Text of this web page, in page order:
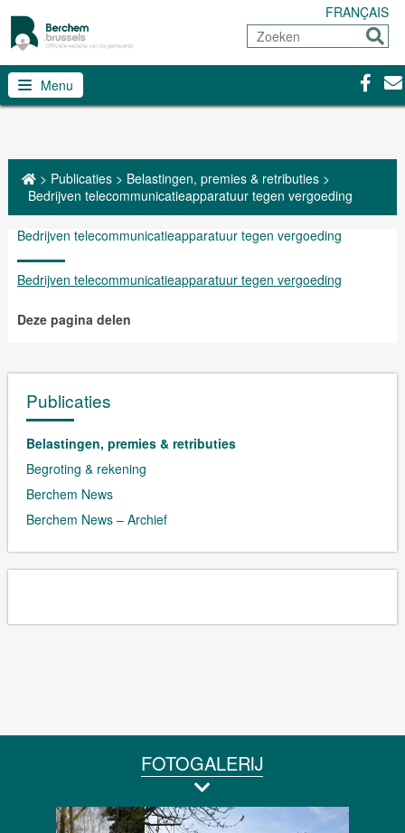
FRANÇAIS
Zoeken
Sturen
Menu
> Publicaties> Belastingen, premies & retributies>
Bedrijven telecommunicatieapparatuur tegen vergoeding
Bedrijven telecommunicatieapparatuur tegen vergoeding
Bedrijven telecommunicatieapparatuur tegen vergoeding
Deze pagina delen
Publicaties
Belastingen, premies & retributies
Begroting & rekening
Berchem News
Berchem News – Archief
FOTOGALERIJ